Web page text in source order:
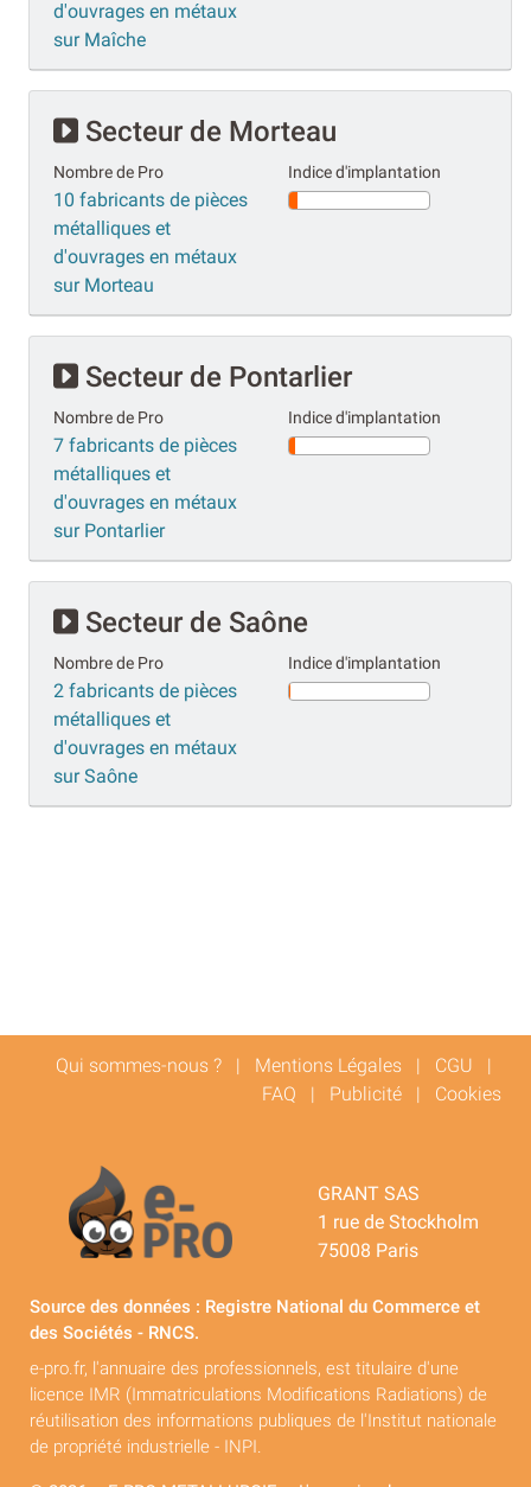
d'ouvrages en métaux
sur Maîche
Secteur de Morteau
Nombre de Pro
10 fabricants de pièces
métalliques et
d'ouvrages en métaux
sur Morteau
Indice d'implantation
Secteur de Pontarlier
Nombre de Pro
7 fabricants de pièces
métalliques et
d'ouvrages en métaux
sur Pontarlier
Indice d'implantation
Secteur de Saône
Nombre de Pro
2 fabricants de pièces
métalliques et
d'ouvrages en métaux
sur Saône
Indice d'implantation
Qui sommes-nous ? | Mentions Légales | CGU |
FAQ | Publicité | Cookies
GRANT SAS
1 rue de Stockholm
75008 Paris
Source des données : Registre National du Commerce et
des Sociétés - RNCS.
e-pro.fr, l'annuaire des professionnels, est titulaire d'une
licence IMR (Immatriculations Modifications Radiations) de
réutilisation des informations publiques de l'Institut nationale
de propriété industrielle - INPI.